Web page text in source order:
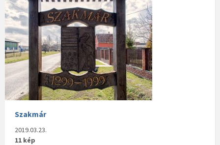
Szakmár
2019.03.23.
11 kép